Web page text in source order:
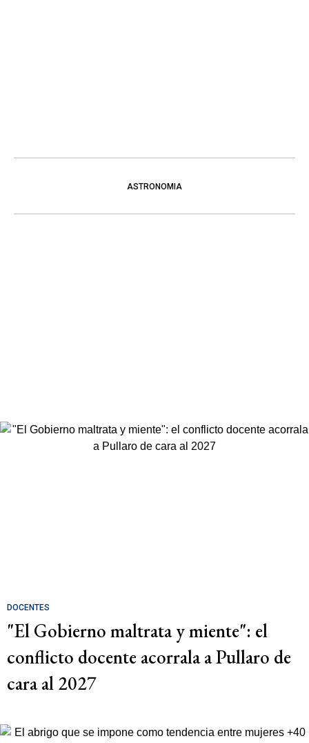
ASTRONOMIA
DOCENTES
"El Gobierno maltrata y miente": el
conflicto docente acorrala a Pullaro de
cara al 2027